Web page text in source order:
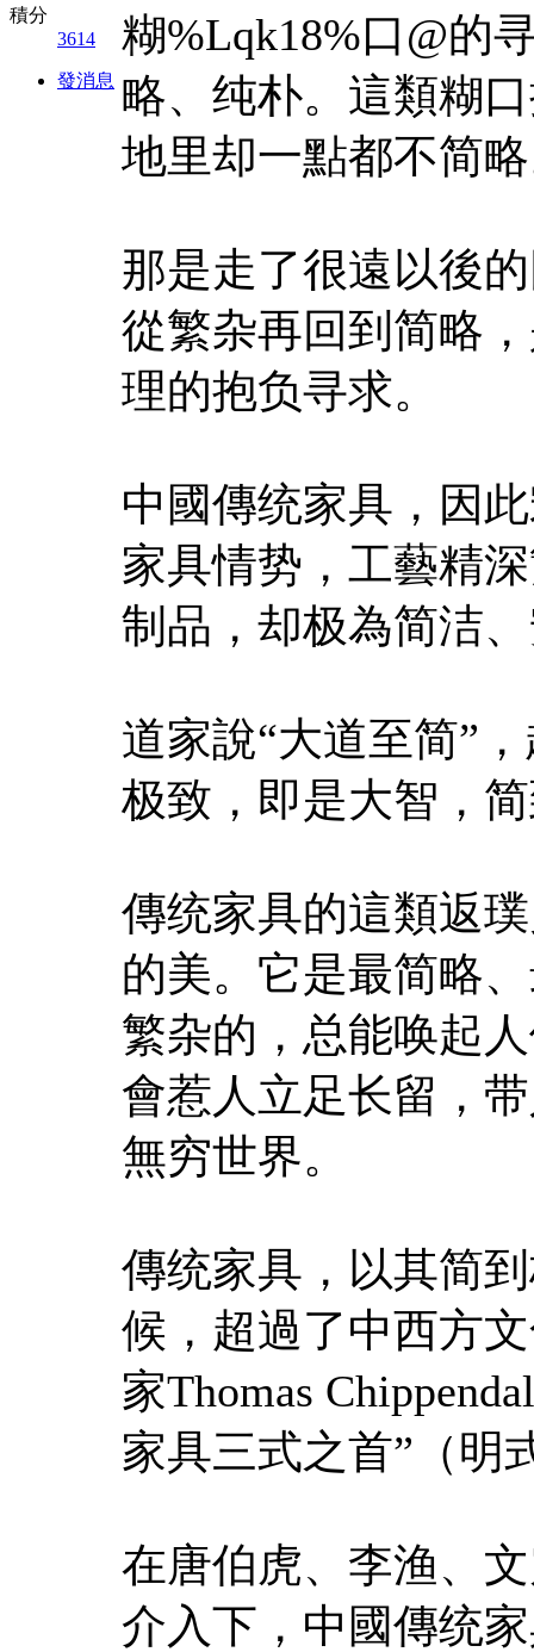
積分
3614
發消息
糊%Lqk18%口@的
略、纯朴。這類糊
地里却一點都不简
那是走了很遠以後
從繁杂再回到简略
理的抱负寻求。
中國傳统家具，因
家具情势，工藝精
制品，却极為简洁
道家說“大道至简”
极致，即是大智，
傳统家具的這類返
的美。它是最简略
繁杂的，总能唤起
會惹人立足长留，
無穷世界。
傳统家具，以其简
候，超過了中西方
家Thomas
家具三式之首”（明
在唐伯虎、李渔、
介入下，中國傳统